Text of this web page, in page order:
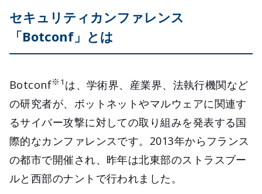
セキュリティカンファレンス
「Botconf」とは
Botconf※1 は、学術界、産業界、法執行機関など
の研究者が、ボットネットやマルウェアに関連す
るサイバー攻撃に対しての取り組みを発表する国
際的なカンファレンスです。2013年からフランス
の都市で開催され、昨年は北東部のストラスブー
ルと西部のナントで行われました。